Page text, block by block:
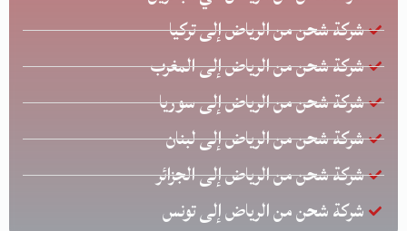
شركة شحن من الرياض إلى تركيا
شركة شحن من الرياض إلى المغرب
شركة شحن من الرياض إلى سوريا
شركة شحن من الرياض إلى لبنان
شركة شحن من الرياض إلى الجزائر
شركة شحن من الرياض إلى تونس